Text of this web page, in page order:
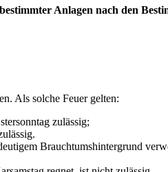
Anlagen nach den
Als solche Feuer gelten:
zulässig;
Brauchtumshintergrund